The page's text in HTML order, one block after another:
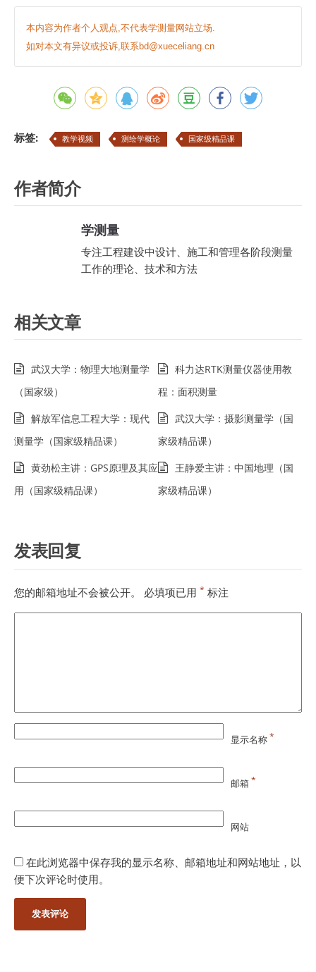
本内容为作者个人观点,不代表学测量网站立场.
如对本文有异议或投诉,联系bd@xueceliang.cn
标签: 教学视频 测绘学概论 国家级精品课
作者简介
学测量
专注工程建设中设计、施工和管理各阶段测量
工作的理论、技术和方法
相关文章
武汉大学：物理大地测量学
（国家级）
科力达RTK测量仪器使用教
程：面积测量
解放军信息工程大学：现代
测量学（国家级精品课）
武汉大学：摄影测量学（国
家级精品课）
黄劲松主讲：GPS原理及其应
用（国家级精品课）
王静爱主讲：中国地理（国
家级精品课）
发表回复
您的邮箱地址不会被公开。 必填项已用 * 标注
显示名称*
邮箱*
网站
在此浏览器中保存我的显示名称、邮箱地址和网站地址，以
便下次评论时使用。